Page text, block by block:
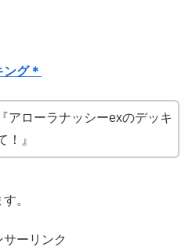
グ＊
『アローラナッシーexのデッキ
！』
。
サーリンク